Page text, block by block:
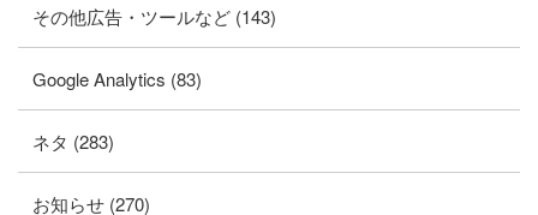
その他広告・ツールなど (143)
Google Analytics (83)
ネタ (283)
お知らせ (270)